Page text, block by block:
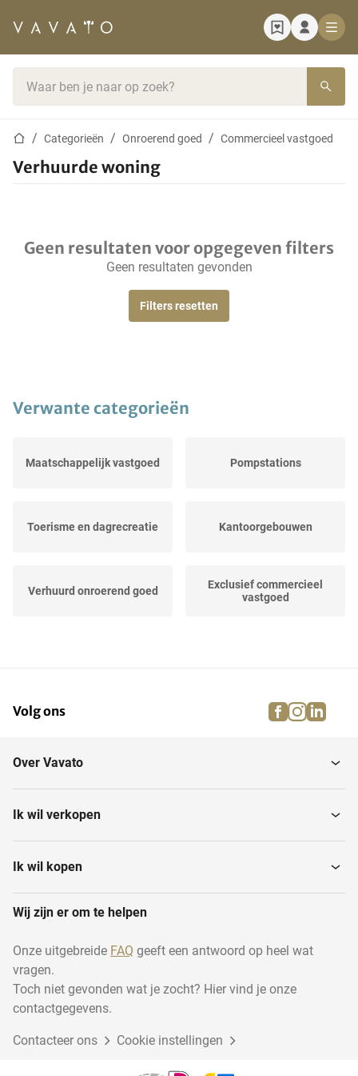
StartpaginaCategorieën Onroerend goed Commercieel vastgoed
Verhuurde woning
Geen resultaten voor opgegeven filters
Geen resultaten gevonden
Filters resetten
Verwante categorieën
Maatschappelijk vastgoed Pompstations
Toerisme en dagrecreatie Kantoorgebouwen
Verhuurd onroerend goed
Exclusief commercieel
vastgoed
Exclusive Holiday Real
Estate
Bedrijfsgebouw met
Hotels
Overig commercieel
onroerend goed
Woon / werk Herontwikkelingslocatie
Volg ons facebook
Over Vavato
Ik wil verkopen
Ik wil kopen
Wij zijn er om te helpen
Onze uitgebreide FAQ geeft een antwoord op heel wat
vragen.
Toch niet gevonden wat je zocht? Hier vind je onze
contactgegevens.
Contacteer ons Cookie instellingen